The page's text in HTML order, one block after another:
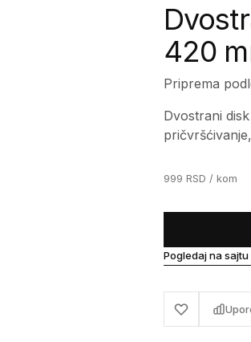
420
Priprema
Dvostrani
999 RSD / kom
Pogledaj na